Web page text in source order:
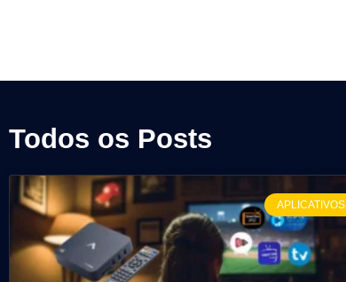
Todos os Posts
APLICATIVOS